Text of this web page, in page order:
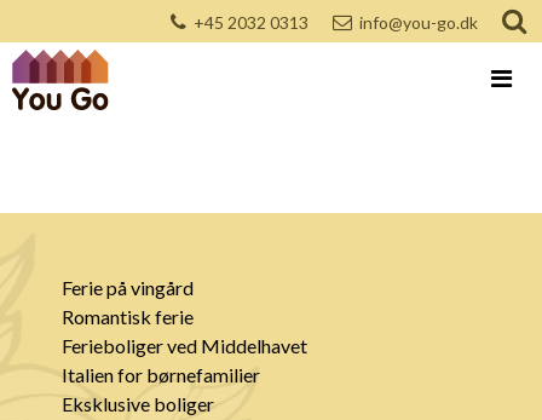
+45 2032 0313 info@you-go.dk
Ferie på vingård
Romantisk ferie
Ferieboliger ved Middelhavet
Italien for børnefamilier
Eksklusive boliger